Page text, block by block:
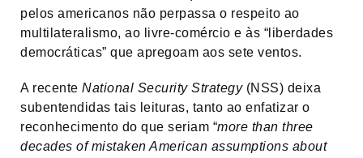
pelos americanos não perpassa o respeito ao
multilateralismo, ao livre-comércio e às “liberdades
democráticas” que apregoam aos sete ventos.
A recente National Security Strategy(NSS) deixa
subentendidas tais leituras, tanto ao enfatizar o
reconhecimento do que seriam “more than three
decades of mistaken American assumptions about